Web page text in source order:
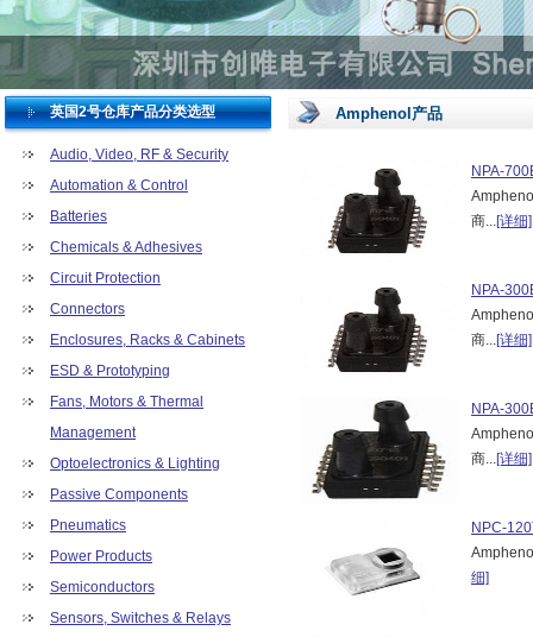
英国2号仓库产品分类选型
Audio, Video, RF & Security
Automation & Control
Batteries
Chemicals & Adhesives
Circuit Protection
Connectors
Enclosures, Racks & Cabinets
ESD & Prototyping
Fans, Motors & Thermal
Management
Optoelectronics & Lighting
Passive Components
Pneumatics
Power Products
Semiconductors
Sensors, Switches & Relays
Amphenol产品
NPA-
商...[详细]
NPA-
商...[详细]
NPA-
商...[详细]
NPC-
细]